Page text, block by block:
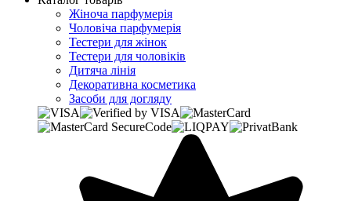
Жіноча парфумерія
Чоловіча парфумерія
Тестери для жінок
Тестери для чоловіків
Дитяча лінія
Декоративна косметика
Засоби для догляду